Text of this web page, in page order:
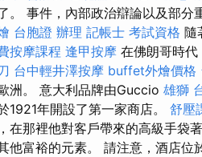
。 事件，內部政治辯論以及部分
台胞證 辦理 記帳士 考試資格 隨
按摩課程 逢甲按摩 在佛朗哥時代
台中輕井澤按摩 buffet外燴價格
洲。 意大利品牌由Guccio 雄獅
1921年開設了第一家商店。 舒壓
在那裡他對客戶帶來的高級手袋
他富裕的元素。 請注意，酒店位